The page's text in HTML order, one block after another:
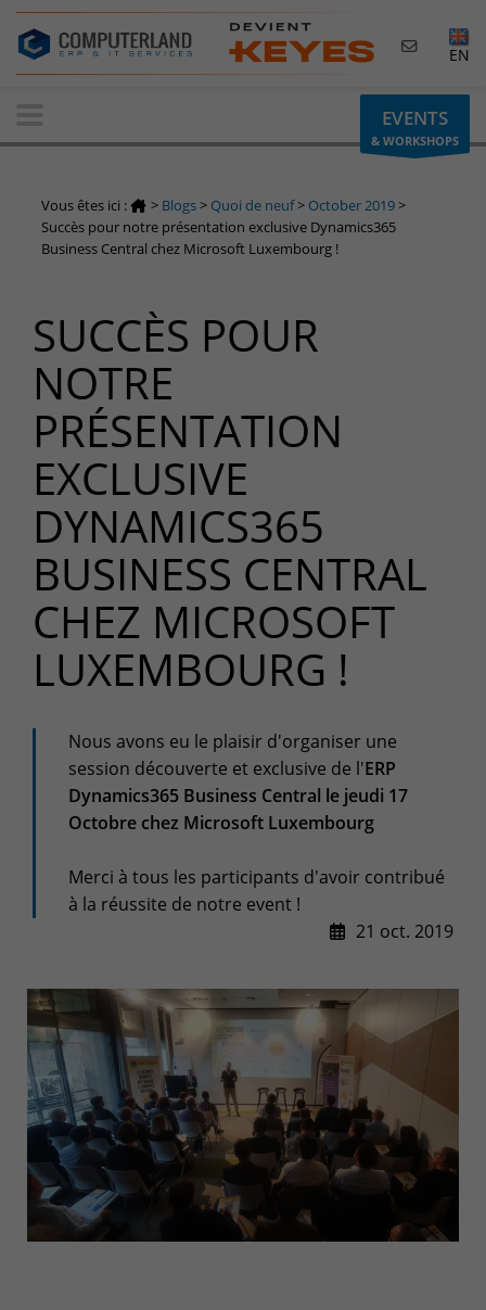
Contactez-nous
Demande d'informations
N'hésitez pas à nous contacter
Belgique
info-cpld@keyes.eu
Luxembourg
+352 26 59 06 86
info-cpld@keyes.eu
Espace Clients
Accès à la zone d'information réservée aux clients :
Espace client
Centre de services
Support pour incidents & demandes de services
+32(0)800/12.712 (Belgique - Fr)
+32(0)800/12.812 (Belgique - Nl)
+352 8002 45 46 (Luxembourg - Fr)
Service Clients
Suivi des livraisons
+32(0)4 239.89.39
Service Facturation
CONTACT & PLAN D'ACCES
EN
EVENTS
& WORKSHOPS
Vous êtes ici : > Blogs> Quoi de neuf> October 2019>
Succès pour notre présentation exclusive Dynamics365
Business Central chez Microsoft Luxembourg !
SUCCÈS POUR
NOTRE
PRÉSENTATION
EXCLUSIVE
DYNAMICS365
BUSINESS CENTRAL
CHEZ MICROSOFT
LUXEMBOURG !
Nous avons eu le plaisir d'organiser une
session découverte et exclusive de l'ERP
Dynamics365 Business Central le jeudi 17
Octobre chez Microsoft Luxembourg
Merci à tous les participants d'avoir contribué
à la réussite de notre event !
21 oct. 2019